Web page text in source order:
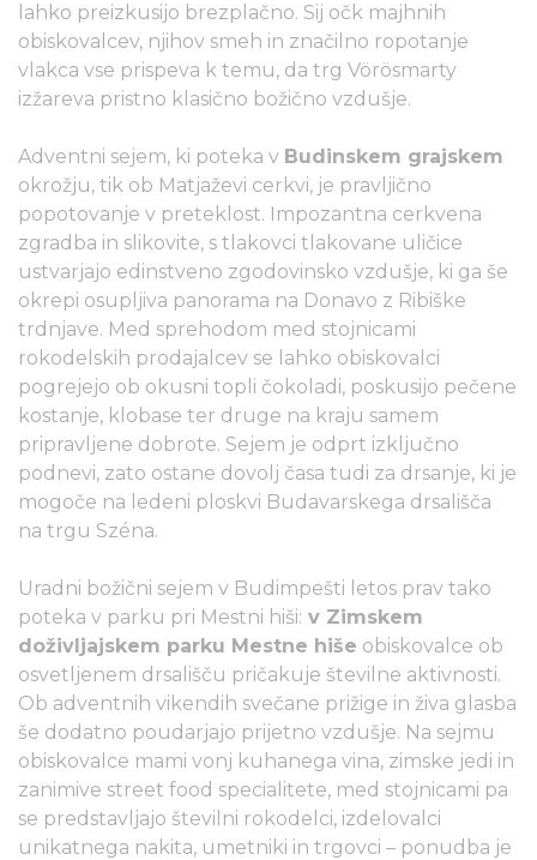
lahko preizkusijo brezplačno. Sij očk majhnih
obiskovalcev, njihov smeh in značilno ropotanje
vlakca vse prispeva k temu, da trg Vörösmarty
izžareva pristno klasično božično vzdušje.
Adventni sejem, ki poteka v Budinskem grajskem
okrožju, tik ob Matjaževi cerkvi, je pravljično
popotovanje v preteklost. Impozantna cerkvena
zgradba in slikovite, s tlakovci tlakovane uličice
ustvarjajo edinstveno zgodovinsko vzdušje, ki ga še
okrepi osupljiva panorama na Donavo z Ribiške
trdnjave. Med sprehodom med stojnicami
rokodelskih prodajalcev se lahko obiskovalci
pogrejejo ob okusni topli čokoladi, poskusijo pečene
kostanje, klobase ter druge na kraju samem
pripravljene dobrote. Sejem je odprt izključno
podnevi, zato ostane dovolj časa tudi za drsanje, ki je
mogoče na ledeni ploskvi Budavarskega drsališča
na trgu Széna.
Uradni božični sejem v Budimpešti letos prav tako
poteka v parku pri Mestni hiši: v Zimskem
doživljajskem parku Mestne hiše obiskovalce ob
osvetljenem drsališču pričakuje številne aktivnosti.
Ob adventnih vikendih svečane prižige in živa glasba
še dodatno poudarjajo prijetno vzdušje. Na sejmu
obiskovalce mami vonj kuhanega vina, zimske jedi in
zanimive street food specialitete, med stojnicami pa
se predstavljajo številni rokodelci, izdelovalci
unikatnega nakita, umetniki in trgovci – ponudba je